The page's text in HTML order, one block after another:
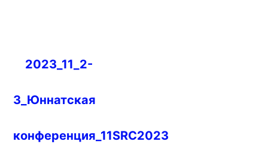
Навигация
записям
2023_11_2-
3_Юннатская
конференция_11SRC2023